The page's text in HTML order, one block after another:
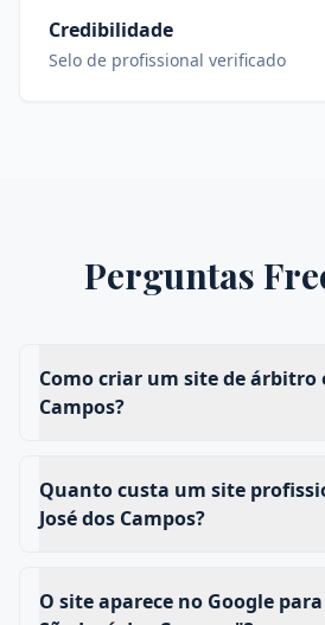
Credibilidade
Selo de profissional verificado
Perguntas
Como criar um site de árbitro
Campos?
Quanto custa um site
José dos Campos?
O site aparece no Google